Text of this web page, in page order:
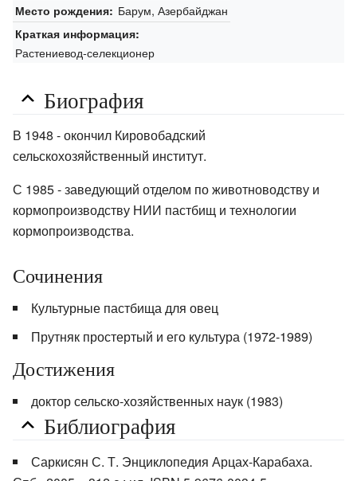
Место рождения: Барум, Азербайджан
Краткая информация:
Растениевод-селекционер
Биография
В 1948 - окончил Кировобадский
сельскохозяйственный институт.
С 1985 - заведующий отделом по животноводству и
кормопроизводству НИИ пастбищ и технологии
кормопроизводства.
Сочинения
Культур­ные пастбища для овец
Прутняк простертый и его культура (1972-1989)
Достижения
доктор сельско-хозяйственных наук (1983)
Библиография
Саркисян С. Т. Энциклопедия Арцах-Карабаха.